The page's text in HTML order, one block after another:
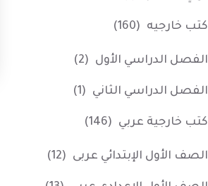
كتب خارجيه (160)
الفصل الدراسي الأول (2)
الفصل الدراسي الثاني (1)
كتب خارجية عربي (146)
الصف الأول الإبتدائي عربى (12)